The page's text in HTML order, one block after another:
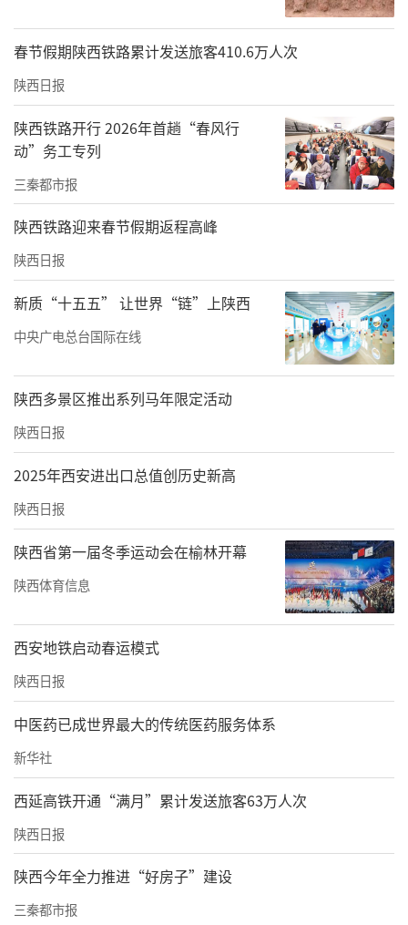
春节假期陕西铁路累计发送旅客410.6万人次
陕西日报
陕西铁路开行 2026年首趟“春风行
动”务工专列
三秦都市报
陕西铁路迎来春节假期返程高峰
陕西日报
新质“十五五” 让世界“链”上陕西
中央广电总台国际在线
陕西多景区推出系列马年限定活动
陕西日报
2025年西安进出口总值创历史新高
陕西日报
陕西省第一届冬季运动会在榆林开幕
陕西体育信息
西安地铁启动春运模式
陕西日报
中医药已成世界最大的传统医药服务体系
新华社
西延高铁开通“满月”累计发送旅客63万人次
陕西日报
陕西今年全力推进“好房子”建设
三秦都市报